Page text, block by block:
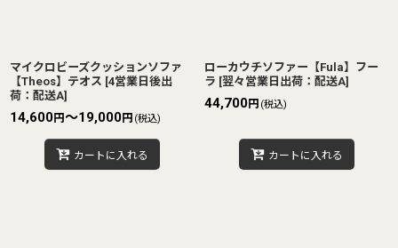
マイクロビーズクッションソファ
【Theos】テオス [4営業日後出
荷：配送A]
14,600円～19,000円 (税込)
カートに入れる
ローカウチソファー【Fula】フー
ラ [翌々営業日出荷：配送A]
44,700円 (税込)
カートに入れる